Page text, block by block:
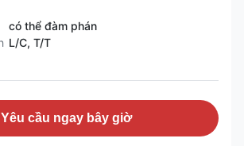
có thể đàm phán
L/C, T/T
Yêu cầu ngay bây giờ